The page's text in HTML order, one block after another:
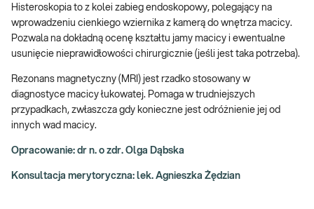
Histeroskopia to z kolei zabieg endoskopowy, polegający na
wprowadzeniu cienkiego wziernika z kamerą do wnętrza macicy.
Pozwala na dokładną ocenę kształtu jamy macicy i ewentualne
usunięcie nieprawidłowości chirurgicznie (jeśli jest taka potrzeba).
Rezonans magnetyczny (MRI) jest rzadko stosowany w
diagnostyce macicy łukowatej. Pomaga w trudniejszych
przypadkach, zwłaszcza gdy konieczne jest odróżnienie jej od
innych wad macicy.
Opracowanie: dr n. o zdr. Olga Dąbska
Konsultacja merytoryczna: lek. Agnieszka Żędzian